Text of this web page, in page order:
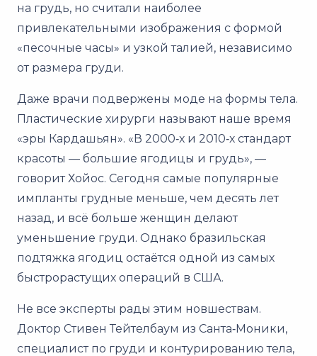
на грудь, но считали наиболее
привлекательными изображения с формой
«песочные часы» и узкой талией, независимо
от размера груди.
Даже врачи подвержены моде на формы тела.
Пластические хирурги называют наше время
«эры Кардашьян». «В 2000‑х и 2010‑х стандарт
красоты — большие ягодицы и грудь», —
говорит Хойос. Сегодня самые популярные
импланты грудные меньше, чем десять лет
назад, и всё больше женщин делают
уменьшение груди. Однако бразильская
подтяжка ягодиц остаётся одной из самых
быстрорастущих операций в США.
Не все эксперты рады этим новшествам.
Доктор Стивен Тейтелбаум из Санта‑Моники,
специалист по груди и контурированию тела,